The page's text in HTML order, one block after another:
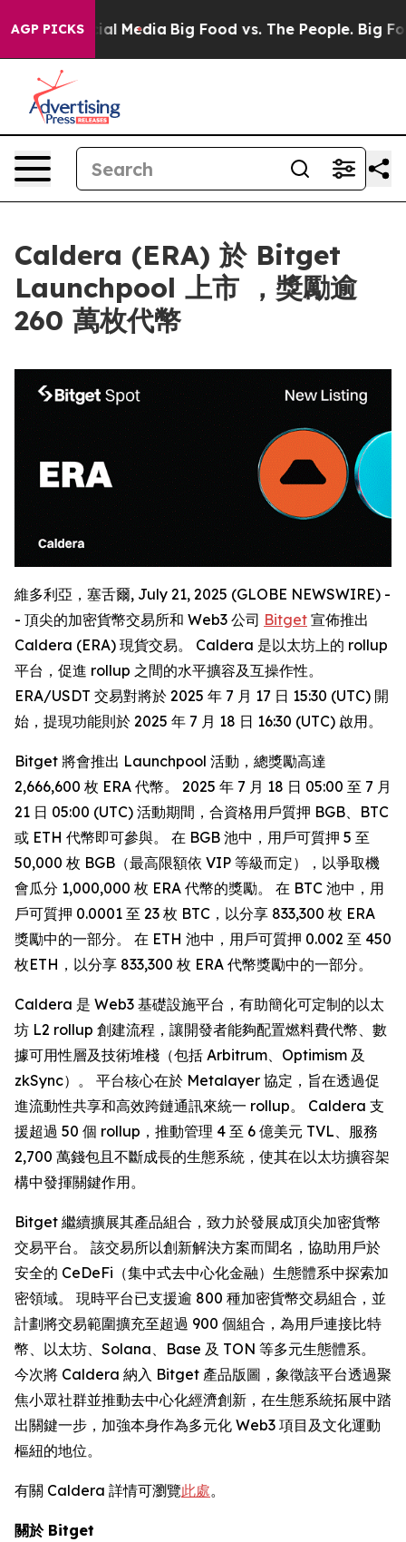
AGP PICKS
on Social Media Big Food vs. The People. Big
Caldera (ERA) 於 Bitget
Launchpool 上市 ，獎勵逾
260 萬枚代幣
維多利亞，塞舌爾, July 21, 2025 (GLOBE NEWSWIRE) -
- 頂尖的加密貨幣交易所和 Web3 公司 Bitget 宣佈推出
Caldera (ERA) 現貨交易。 Caldera 是以太坊上的 rollup
平台，促進 rollup 之間的水平擴容及互操作性。
ERA/USDT 交易對將於 2025 年 7 月 17 日 15:30 (UTC) 開
始，提現功能則於 2025 年 7 月 18 日 16:30 (UTC) 啟用。
Bitget 將會推出 Launchpool 活動，總獎勵高達
2,666,600 枚 ERA 代幣。 2025 年 7 月 18 日 05:00 至 7 月
21 日 05:00 (UTC) 活動期間，合資格用戶質押 BGB、BTC
或 ETH 代幣即可參與。 在 BGB 池中，用戶可質押 5 至
50,000 枚 BGB（最高限額依 VIP 等級而定），以爭取機
會瓜分 1,000,000 枚 ERA 代幣的獎勵。 在 BTC 池中，用
戶可質押 0.0001 至 23 枚 BTC，以分享 833,300 枚 ERA
獎勵中的一部分。 在 ETH 池中，用戶可質押 0.002 至 450
枚ETH，以分享 833,300 枚 ERA 代幣獎勵中的一部分。
Caldera 是 Web3 基礎設施平台，有助簡化可定制的以太
坊 L2 rollup 創建流程，讓開發者能夠配置燃料費代幣、數
據可用性層及技術堆棧（包括 Arbitrum、Optimism 及
zkSync）。 平台核心在於 Metalayer 協定，旨在透過促
進流動性共享和高效跨鏈通訊來統一 rollup。 Caldera 支
援超過 50 個 rollup，推動管理 4 至 6 億美元 TVL、服務
2,700 萬錢包且不斷成長的生態系統，使其在以太坊擴容架
構中發揮關鍵作用。
Bitget 繼續擴展其產品組合，致力於發展成頂尖加密貨幣
交易平台。 該交易所以創新解決方案而聞名，協助用戶於
安全的 CeDeFi（集中式去中心化金融）生態體系中探索加
密領域。 現時平台已支援逾 800 種加密貨幣交易組合，並
計劃將交易範圍擴充至超過 900 個組合，為用戶連接比特
幣、以太坊、Solana、Base 及 TON 等多元生態體系。
今次將 Caldera 納入 Bitget 產品版圖，象徵該平台透過聚
焦小眾社群並推動去中心化經濟創新，在生態系統拓展中踏
出關鍵一步，加強本身作為多元化 Web3 項目及文化運動
樞紐的地位。
有關 Caldera 詳情可瀏覽此處。
關於Bitget